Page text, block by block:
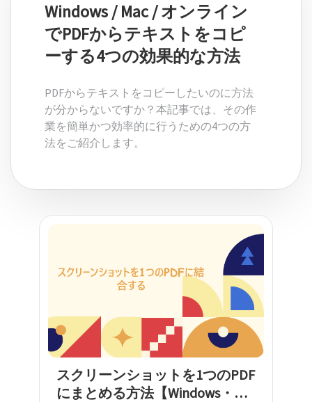
PDFからExcel
PDFからPowerPoint
PDFからDWG
PDFからHTML
PDFからJPG
WordからPDF
ExcelからPDF
PNGからPDF
HEICからPDF
すべてのPDFオンラインツール>>
圧縮
PDF を圧縮して、品質を損なうことなくファイル サイズを削
作成
.docx、.xls、epub などのドキュメントを作成
注釈を付ける
テキストを入力して強調表示したり、メモを追加したりし
テキストを入力して強調表示したり、メモを追加したりし
て、PDF に注釈を付ける
PDF の要約、翻訳、説明、校正、リライト、チャットを効率
保護
PDF をパスワードで保護し、表示、コピー、印刷、編集でき
ないようにする
Windows / Mac / オンライン
でPDFからテキストをコピ
ーする4つの効果的な方法
PDFからテキストをコピーしたいのに方法
が分からないですか？本記事では、その作
業を簡単かつ効率的に行うための4つの方
法をご紹介します。
スクリーンショットを1つのPDF
にまとめる方法【Windows・